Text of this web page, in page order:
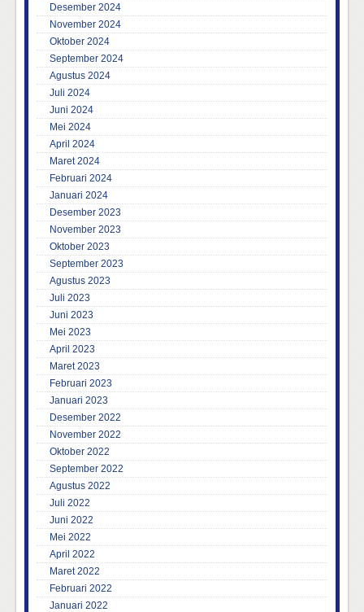
Desember 2024
November 2024
Oktober 2024
September 2024
Agustus 2024
Juli 2024
Juni 2024
Mei 2024
April 2024
Maret 2024
Februari 2024
Januari 2024
Desember 2023
November 2023
Oktober 2023
September 2023
Agustus 2023
Juli 2023
Juni 2023
Mei 2023
April 2023
Maret 2023
Februari 2023
Januari 2023
Desember 2022
November 2022
Oktober 2022
September 2022
Agustus 2022
Juli 2022
Juni 2022
Mei 2022
April 2022
Maret 2022
Februari 2022
Januari 2022